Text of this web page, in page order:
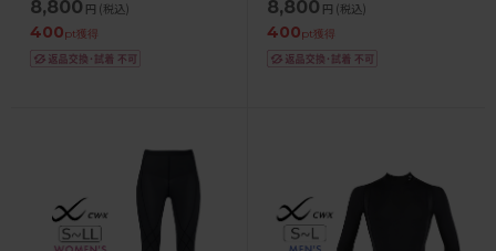
8,800 円 (税込)
400pt獲得
8,800 円 (税込)
400pt獲得